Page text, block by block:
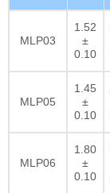
MLP03
1.52
±
0.10
MLP05
1.45
±
0.10
MLP06
1.80
±
0.10